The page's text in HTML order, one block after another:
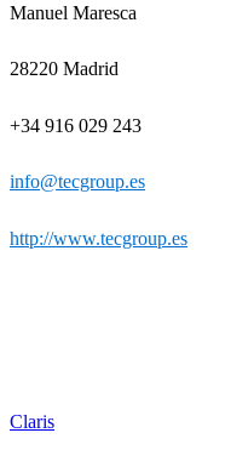
Manuel Maresca
28220 Madrid
+34 916 029 243
info@tecgroup.es
http://www.tecgroup.es
Claris